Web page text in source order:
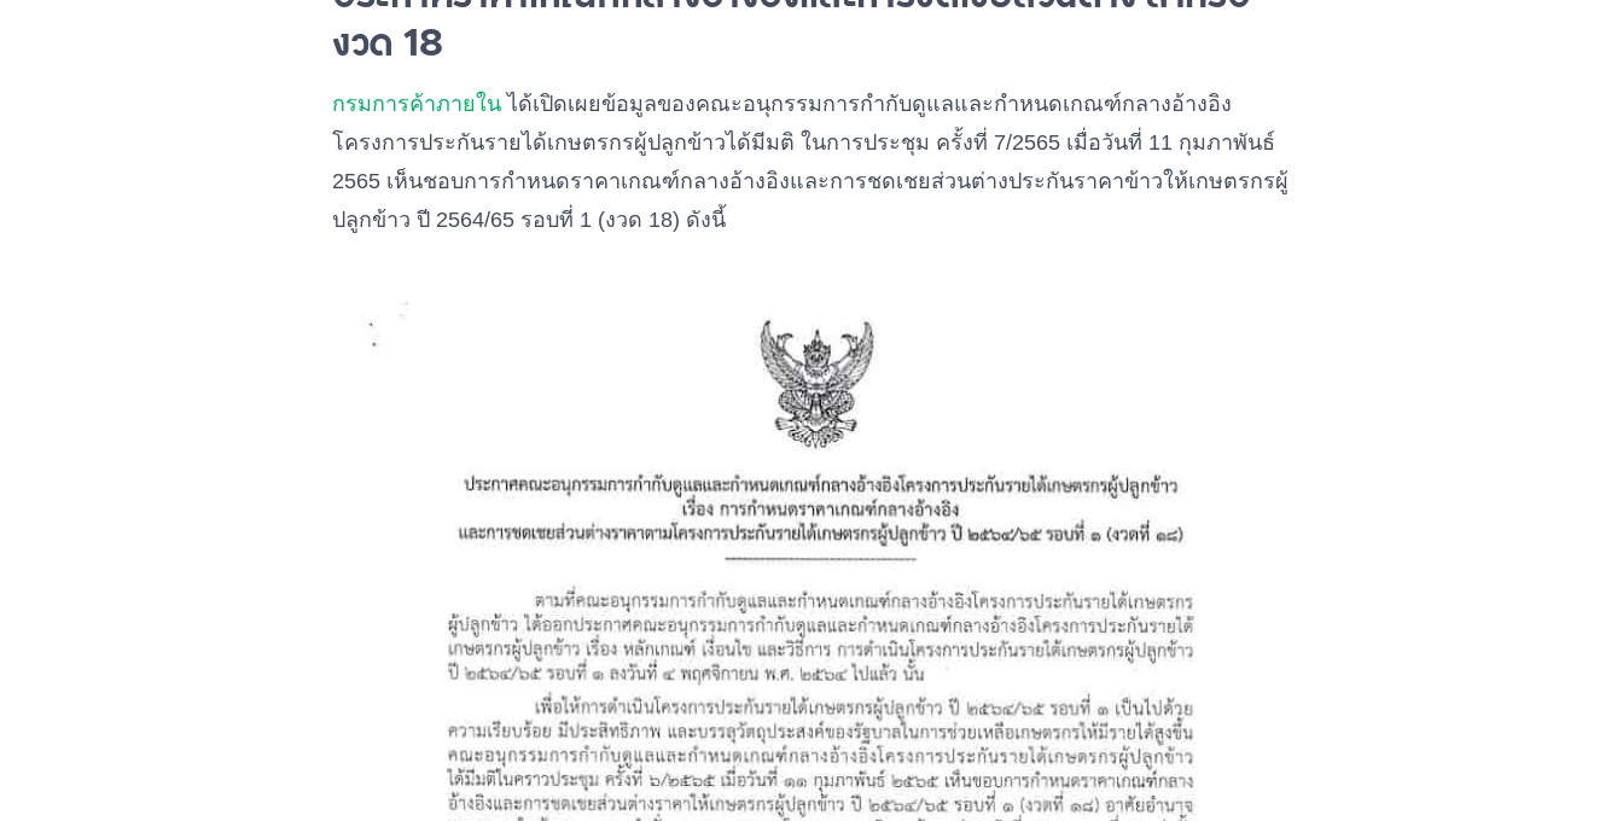
งวด 18
กรมการค้าภายใน ได้เปิดเผยข้อมูลของคณะอนุกรรมการกำกับดูแลและกำหนดเกณฑ์กลางอ้างอิง
โครงการประกันรายได้เกษตรกรผู้ปลูกข้าวได้มีมติ ในการประชุม ครั้งที่ 7/2565 เมื่อวันที่ 11 กุมภาพันธ์
2565 เห็นชอบการกำหนดราคาเกณฑ์กลางอ้างอิงและการชดเชยส่วนต่างประกันราคาข้าวให้เกษตรกรผู้
ปลูกข้าว ปี 2564/65 รอบที่ 1 (งวด 18) ดังนี้